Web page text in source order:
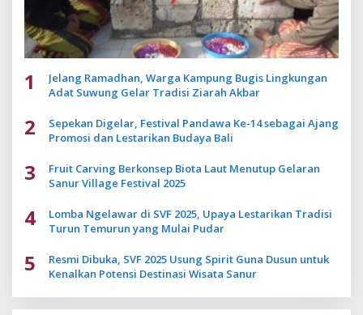
1
Jelang Ramadhan, Warga Kampung Bugis Lingkungan
Adat Suwung Gelar Tradisi Ziarah Akbar
2
Sepekan Digelar, Festival Pandawa Ke-14 sebagai Ajang
Promosi dan Lestarikan Budaya Bali
3
Fruit Carving Berkonsep Biota Laut Menutup Gelaran
Sanur Village Festival 2025
4
Lomba Ngelawar di SVF 2025, Upaya Lestarikan Tradisi
Turun Temurun yang Mulai Pudar
5
Resmi Dibuka, SVF 2025 Usung Spirit Guna Dusun untuk
Kenalkan Potensi Destinasi Wisata Sanur